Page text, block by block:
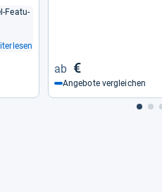
​Fea­tu­
€
Angebote vergleichen